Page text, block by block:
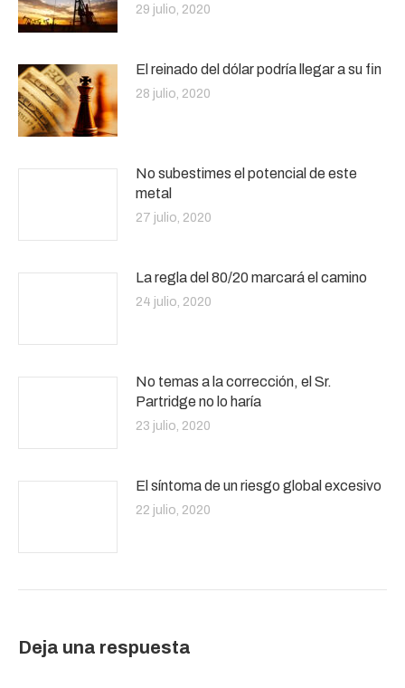
29 julio, 2020
El reinado del dólar podría llegar a su fin
28 julio, 2020
No subestimes el potencial de este
metal
27 julio, 2020
La regla del 80/20 marcará el camino
24 julio, 2020
No temas a la corrección, el Sr.
Partridge no lo haría
23 julio, 2020
El síntoma de un riesgo global excesivo
22 julio, 2020
Deja una respuesta